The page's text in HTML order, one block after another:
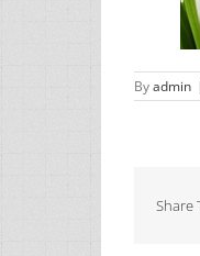
Byadmin
Share